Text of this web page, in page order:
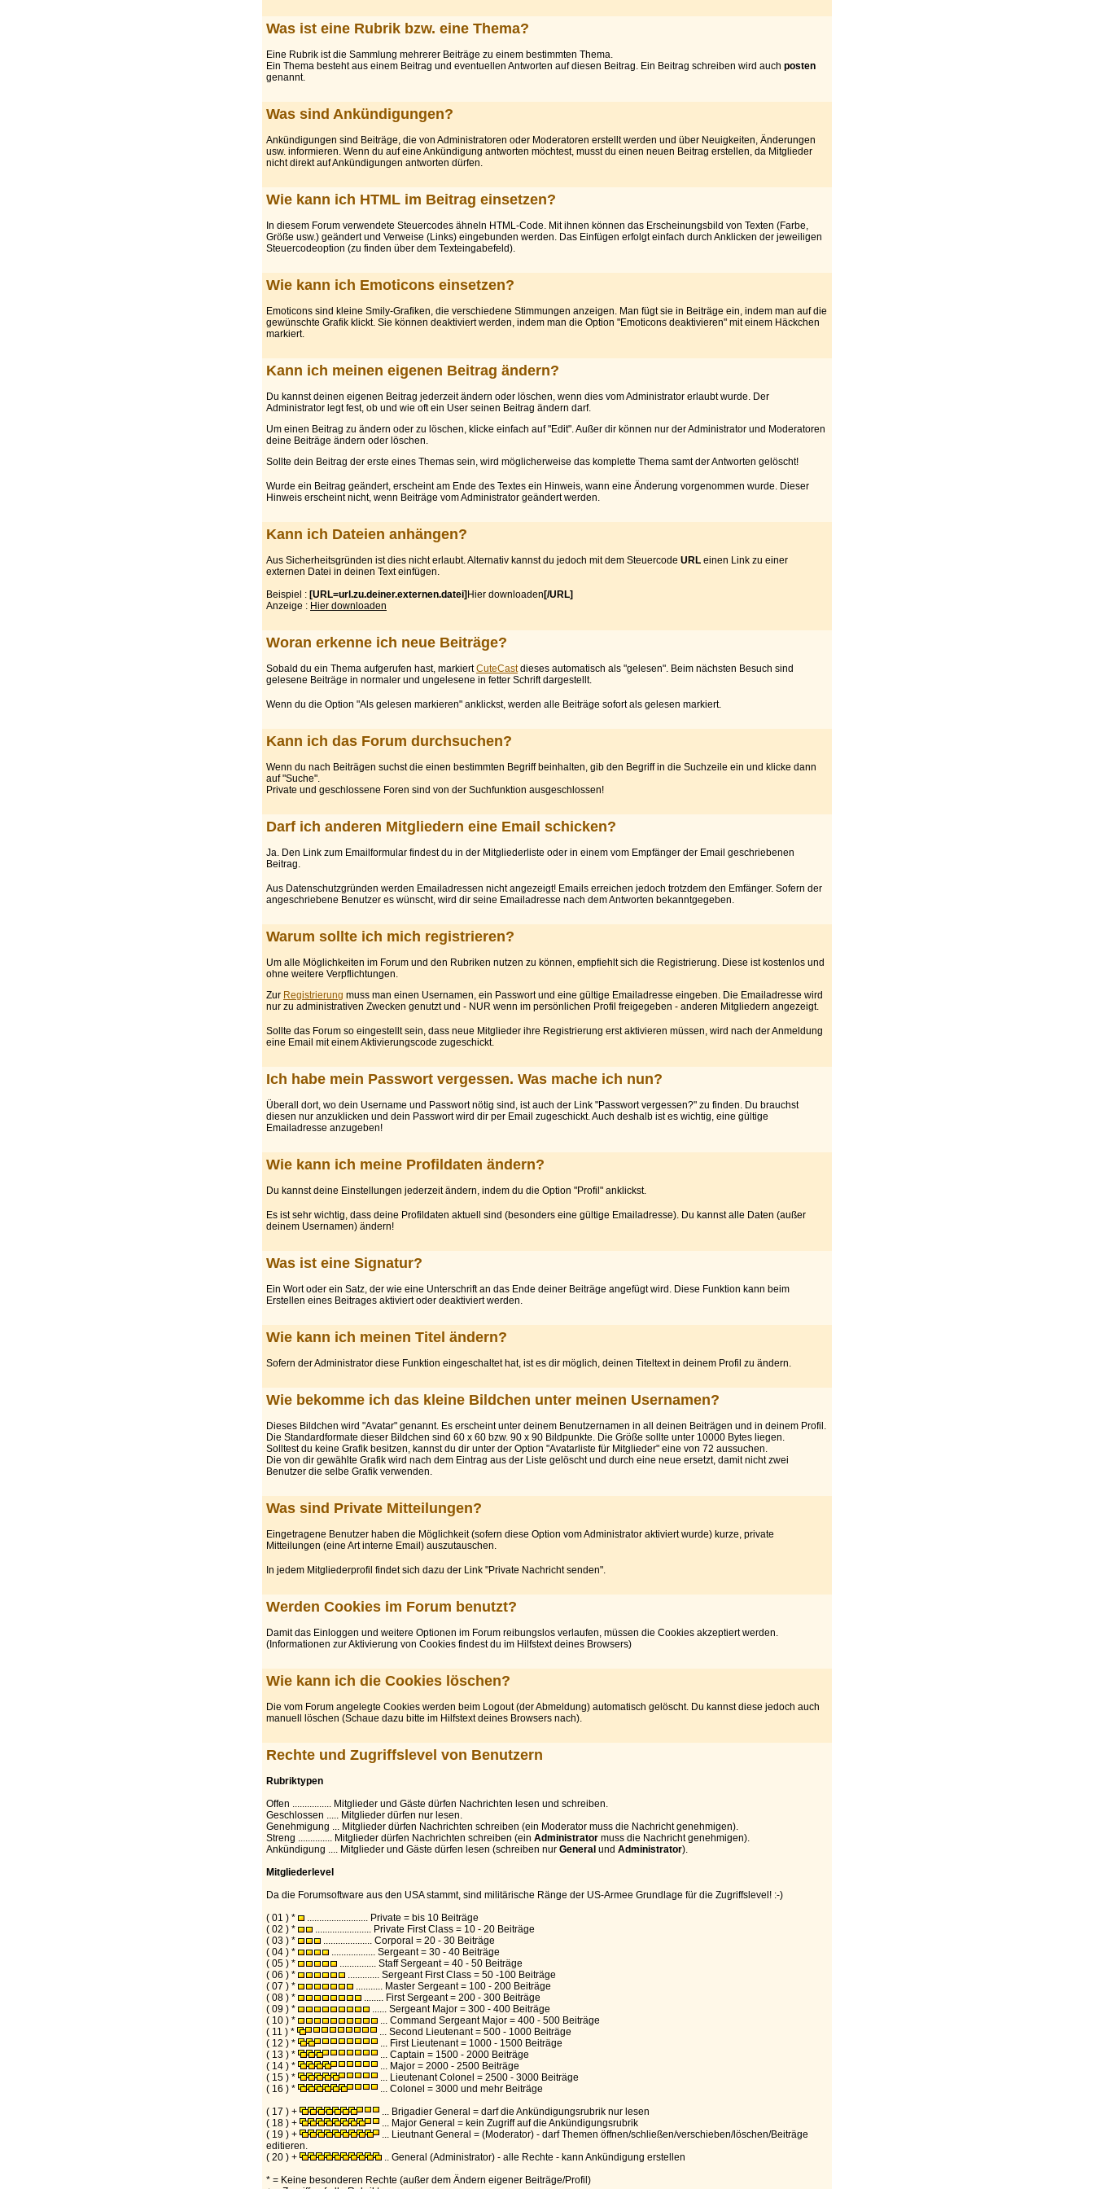
Was ist eine Rubrik bzw. eine Thema?
Eine Rubrik ist die Sammlung mehrerer Beiträge zu einem bestimmten Thema.
Ein Thema besteht aus einem Beitrag und eventuellen Antworten auf diesen Beitrag. Ein Beitrag schreiben wird auch posten
genannt.
Was sind Ankündigungen?
Ankündigungen sind Beiträge, die von Administratoren oder Moderatoren erstellt werden und über Neuigkeiten, Änderungen
usw. informieren. Wenn du auf eine Ankündigung antworten möchtest, musst du einen neuen Beitrag erstellen, da Mitglieder
nicht direkt auf Ankündigungen antworten dürfen.
Wie kann ich HTML im Beitrag einsetzen?
In diesem Forum verwendete Steuercodes ähneln HTML-Code. Mit ihnen können das Erscheinungsbild von Texten (Farbe,
Größe usw.) geändert und Verweise (Links) eingebunden werden. Das Einfügen erfolgt einfach durch Anklicken der jeweiligen
Steuercodeoption (zu finden über dem Texteingabefeld).
Wie kann ich Emoticons einsetzen?
Emoticons sind kleine Smily-Grafiken, die verschiedene Stimmungen anzeigen. Man fügt sie in Beiträge ein, indem man auf die
gewünschte Grafik klickt. Sie können deaktiviert werden, indem man die Option "Emoticons deaktivieren" mit einem Häckchen
markiert.
Kann ich meinen eigenen Beitrag ändern?
Du kannst deinen eigenen Beitrag jederzeit ändern oder löschen, wenn dies vom Administrator erlaubt wurde. Der
Administrator legt fest, ob und wie oft ein User seinen Beitrag ändern darf.
Um einen Beitrag zu ändern oder zu löschen, klicke einfach auf "Edit". Außer dir können nur der Administrator und Moderatoren
deine Beiträge ändern oder löschen.
Sollte dein Beitrag der erste eines Themas sein, wird möglicherweise das komplette Thema samt der Antworten gelöscht!
Wurde ein Beitrag geändert, erscheint am Ende des Textes ein Hinweis, wann eine Änderung vorgenommen wurde. Dieser
Hinweis erscheint nicht, wenn Beiträge vom Administrator geändert werden.
Kann ich Dateien anhängen?
Aus Sicherheitsgründen ist dies nicht erlaubt. Alternativ kannst du jedoch mit dem Steuercode URL einen Link zu einer
externen Datei in deinen Text einfügen.
Beispiel : [URL=url.zu.deiner.externen.datei] Hier downloaden [/URL]
Anzeige : Hier downloaden
Woran erkenne ich neue Beiträge?
Sobald du ein Thema aufgerufen hast, markiertCuteCastdieses automatisch als "gelesen". Beim nächsten Besuch sind
gelesene Beiträge in normaler und ungelesene in fetter Schrift dargestellt.
Wenn du die Option "Als gelesen markieren" anklickst, werden alle Beiträge sofort als gelesen markiert.
Kann ich das Forum durchsuchen?
Wenn du nach Beiträgen suchst die einen bestimmten Begriff beinhalten, gib den Begriff in die Suchzeile ein und klicke dann
auf "Suche".
Private und geschlossene Foren sind von der Suchfunktion ausgeschlossen!
Darf ich anderen Mitgliedern eine Email schicken?
Ja. Den Link zum Emailformular findest du in der Mitgliederliste oder in einem vom Empfänger der Email geschriebenen
Beitrag.
Aus Datenschutzgründen werden Emailadressen nicht angezeigt! Emails erreichen jedoch trotzdem den Emfänger. Sofern der
angeschriebene Benutzer es wünscht, wird dir seine Emailadresse nach dem Antworten bekanntgegeben.
Warum sollte ich mich registrieren?
Um alle Möglichkeiten im Forum und den Rubriken nutzen zu können, empfiehlt sich die Registrierung. Diese ist kostenlos und
ohne weitere Verpflichtungen.
Zur Registrierung muss man einen Usernamen, ein Passwort und eine gültige Emailadresse eingeben. Die Emailadresse wird
nur zu administrativen Zwecken genutzt und - NUR wenn im persönlichen Profil freigegeben - anderen Mitgliedern angezeigt.
Sollte das Forum so eingestellt sein, dass neue Mitglieder ihre Registrierung erst aktivieren müssen, wird nach der Anmeldung
eine Email mit einem Aktivierungscode zugeschickt.
Ich habe mein Passwort vergessen. Was mache ich nun?
Überall dort, wo dein Username und Passwort nötig sind, ist auch der Link "Passwort vergessen?" zu finden. Du brauchst
diesen nur anzuklicken und dein Passwort wird dir per Email zugeschickt. Auch deshalb ist es wichtig, eine gültige
Emailadresse anzugeben!
Wie kann ich meine Profildaten ändern?
Du kannst deine Einstellungen jederzeit ändern, indem du die Option "Profil" anklickst.
Es ist sehr wichtig, dass deine Profildaten aktuell sind (besonders eine gültige Emailadresse). Du kannst alle Daten (außer
deinem Usernamen) ändern!
Was ist eine Signatur?
Ein Wort oder ein Satz, der wie eine Unterschrift an das Ende deiner Beiträge angefügt wird. Diese Funktion kann beim
Erstellen eines Beitrages aktiviert oder deaktiviert werden.
Wie kann ich meinen Titel ändern?
Sofern der Administrator diese Funktion eingeschaltet hat, ist es dir möglich, deinen Titeltext in deinem Profil zu ändern.
Wie bekomme ich das kleine Bildchen unter meinen Usernamen?
Dieses Bildchen wird "Avatar" genannt. Es erscheint unter deinem Benutzernamen in all deinen Beiträgen und in deinem Profil.
Die Standardformate dieser Bildchen sind 60 x 60 bzw. 90 x 90 Bildpunkte. Die Größe sollte unter 10000 Bytes liegen.
Solltest du keine Grafik besitzen, kannst du dir unter der Option "Avatarliste für Mitglieder" eine von 72 aussuchen.
Die von dir gewählte Grafik wird nach dem Eintrag aus der Liste gelöscht und durch eine neue ersetzt, damit nicht zwei
Benutzer die selbe Grafik verwenden.
Was sind Private Mitteilungen?
Eingetragene Benutzer haben die Möglichkeit (sofern diese Option vom Administrator aktiviert wurde) kurze, private
Mitteilungen (eine Art interne Email) auszutauschen.
In jedem Mitgliederprofil findet sich dazu der Link "Private Nachricht senden".
Werden Cookies im Forum benutzt?
Damit das Einloggen und weitere Optionen im Forum reibungslos verlaufen, müssen die Cookies akzeptiert werden.
(Informationen zur Aktivierung von Cookies findest du im Hilfstext deines Browsers)
Wie kann ich die Cookies löschen?
Die vom Forum angelegte Cookies werden beim Logout (der Abmeldung) automatisch gelöscht. Du kannst diese jedoch auch
manuell löschen (Schaue dazu bitte im Hilfstext deines Browsers nach).
Rechte und Zugriffslevel von Benutzern
Rubriktypen
Offen ................ Mitglieder und Gäste dürfen Nachrichten lesen und schreiben.
Geschlossen ..... Mitglieder dürfen nur lesen.
Genehmigung ... Mitglieder dürfen Nachrichten schreiben (ein Moderator muss die Nachricht genehmigen).
Streng .............. Mitglieder dürfen Nachrichten schreiben (ein Administrator muss die Nachricht genehmigen).
Ankündigung .... Mitglieder und Gäste dürfen lesen (schreiben nur General und Administrator).
Mitgliederlevel
Da die Forumsoftware aus den USA stammt, sind militärische Ränge der US-Armee Grundlage für die Zugriffslevel! :-)
( 01 ) *
......................... Private = bis 10 Beiträge
( 02 ) *
....................... Private First Class = 10 - 20 Beiträge
( 03 ) *
.................... Corporal = 20 - 30 Beiträge
( 04 ) *
.................. Sergeant = 30 - 40 Beiträge
( 05 ) *
............... Staff Sergeant = 40 - 50 Beiträge
( 06 ) *
............. Sergeant First Class = 50 -100 Beiträge
( 07 ) *
........... Master Sergeant = 100 - 200 Beiträge
( 08 ) *
........ First Sergeant = 200 - 300 Beiträge
( 09 ) *
...... Sergeant Major = 300 - 400 Beiträge
( 10 ) *
... Command Sergeant Major = 400 - 500 Beiträge
( 11 ) *
... Second Lieutenant = 500 - 1000 Beiträge
( 12 ) *
... First Lieutenant = 1000 - 1500 Beiträge
( 13 ) *
... Captain = 1500 - 2000 Beiträge
( 14 ) *
... Major = 2000 - 2500 Beiträge
( 15 ) *
... Lieutenant Colonel = 2500 - 3000 Beiträge
( 16 ) *
... Colonel = 3000 und mehr Beiträge
( 17 ) +
... Brigadier General = darf die Ankündigungsrubrik nur lesen
( 18 ) +
... Major General = kein Zugriff auf die Ankündigungsrubrik
( 19 ) +
... Lieutnant General = (Moderator) - darf Themen öffnen/schließen/verschieben/löschen/Beiträge
editieren.
( 20 ) +
.. General (Administrator) - alle Rechte - kann Ankündigung erstellen
* = Keine besonderen Rechte (außer dem Ändern eigener Beiträge/Profil)